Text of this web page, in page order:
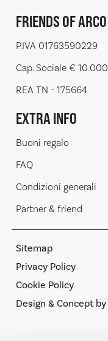
FRIENDS OF
P.IVA 01763590229
Cap. Sociale €
REA TN - 175664
EXTRA INFO
Buoni regalo
FAQ
Condizioni generali
Partner & friend
Sitemap
Privacy Policy
Cookie Policy
Design & Concept